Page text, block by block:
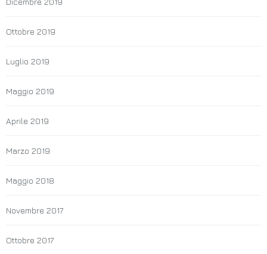
Ottobre 2019
Luglio 2019
Maggio 2019
Aprile 2019
Marzo 2019
Maggio 2018
Novembre 2017
Ottobre 2017